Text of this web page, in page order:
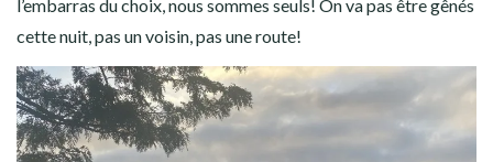
de lave. En plus, ils proposent à ceux qui ont payé l’accès à leur
randonnée de dormir gratuitement sur place! Au poil.